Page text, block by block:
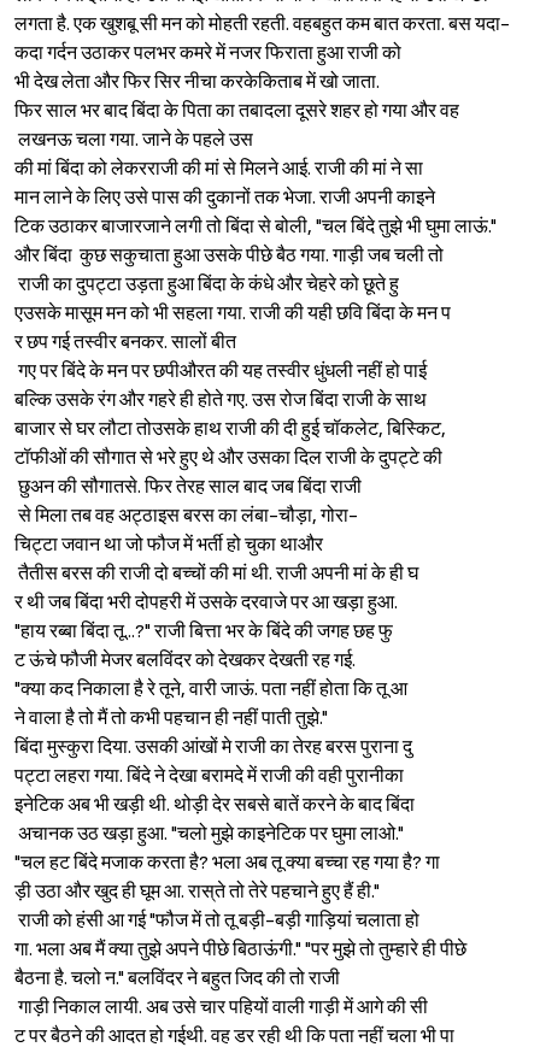
लगता है. एक खुशबू सी मन को मोहती रहती. वहबहुत कम बात करता.बस यदा-
कदा गर्दन उठाकर पलभर कमरे में नजर फिराता हुआ राजी को
भी देख लेता और फिर सिर नीचा करकेकिताब में खो जाता.
फिर साल भर बाद बिंदा के पिता का तबादला दूसरे शहर हो गया और वह
लखनऊ चला गया. जाने के पहले उस
की मां बिंदा को लेकरराजी की मां से मिलने आई. राजी की मां ने सा
मान लाने के लिए उसे पास की दुकानों तक भेजा. राजी अपनी काइने
टिक उठाकर बाजारजाने लगी तो बिंदा से बोली, "चल बिंदे तुझे भी घुमा लाऊं."
और बिंदा कुछ सकुचाता हुआ उसकेपीछे बैठ गया. गाड़ी जब चली तो
राजी का दुपट्टा उड़ता हुआ बिंदा के कंधे और चेहरे को छूते हु
एउसके मासूम मन को भी सहला गया.राजी की यही छवि बिंदा के मन प
र छप गई तस्वीर बनकर. सालों बीत
गए पर बिंदे के मन पर छपीऔरत की यह तस्वीर धुंधली नहीं हो पाई
बल्कि उसके रंग और गहरे ही होतेगए. उस रोज बिंदा राजी के साथ
बाजार से घर लौटा तोउसके हाथ राजी की दी हुई चॉकलेट, बिस्किट,
टॉफीओं की सौगात से भरे हुए थेऔर उसका दिल राजी के दुपट्टे की
छुअन की सौगातसे. फिर तेरह साल बाद जब बिंदा राजी
से मिला तब वह अट्ठाइस बरस कालंबा-चौड़ा, गोरा-
चिट्टा जवान था जो फौज में भर्ती हो चुका थाऔर
तैतीस बरस की राजी दो बच्चों की मां थी. राजी अपनी मां के ही घ
र थी जब बिंदा भरी दोपहरी में उसके दरवाजे पर आ खड़ा हुआ.
"हाय रब्बा बिंदा तू...?" राजीबित्ता भर के बिंदे की जगह छह फु
ट ऊंचे फौजी मेजर बलविंदर को देखकर देखती रह गई.
"क्या कद निकाला है रे तूने, वारी जाऊं. पता नहीं होता कि तू आ
ने वाला है तो मैं तो कभी पहचानही नहीं पाती तुझे."
बिंदा मुस्कुरा दिया. उसकी आंखों मे राजी का तेरह बरस पुराना दु
पट्टा लहरा गया. बिंदे ने देखाबरामदे में राजी की वही पुरानीका
इनेटिक अब भी खड़ी थी. थोड़ी देर सबसे बातें करने के बाद बिंदा
अचानक उठ खड़ा हुआ. "चलो मुझे काइनेटिक पर घुमा लाओ."
"चल हट बिंदे मजाक करता है? भला अब तू क्या बच्चा रह गया है? गा
ड़ी उठा और खुद ही घूम आ. रास्ते तो तेरे पहचाने हुए हैं ही."
राजी को हंसी आ गई "फौज में तोतू बड़ी-बड़ी गाड़ियां चलाता हो
गा. भला अब मैं क्या तुझे अपनेपीछे बिठाऊंगी." "पर मुझे तो तुम्हारे ही पीछे
बैठना है. चलो न." बलविंदर ने बहुत जिद की तो राजी
गाड़ी निकाल लायी. अब उसे चारपहियों वाली गाड़ी में आगे की सी
ट पर बैठने की आदत हो गईथी. वहडर रही थी कि पता नहीं चला भी पा